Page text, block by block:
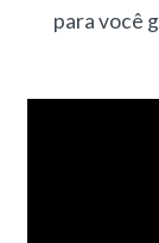
para você